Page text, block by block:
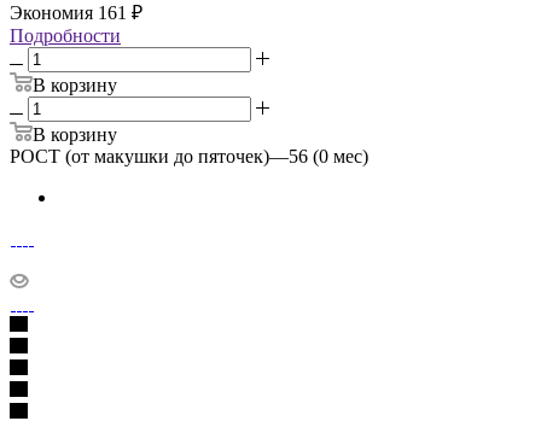
Экономия 161 ₽
Подробности
В корзину
В корзину
РОСТ (от макушки до пяточек)—56 (0 мес)